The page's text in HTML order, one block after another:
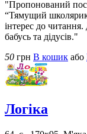
"Пропонований
“Тямущий
інтерес до
бабусь та дідусів."
50 грн В кошик або
Логіка